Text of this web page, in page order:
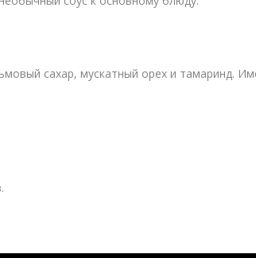
сахар, мускатный орех и тамаринд.